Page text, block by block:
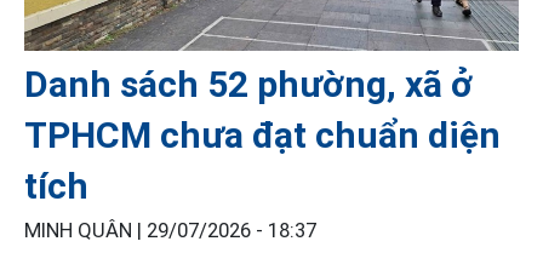
Danh sách 52 phường, xã ở
TPHCM chưa đạt chuẩn diện
tích
MINH QUÂN | 29/07/2026 - 18:37